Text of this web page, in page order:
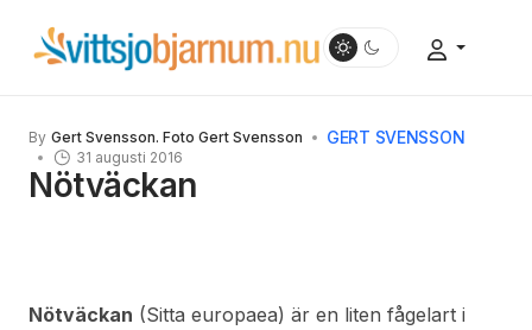
By Gert Svensson. Foto Gert Svensson GERT SVENSSON
31 augusti 2016
Nötväckan
Nötväckan (Sitta europaea) är en liten fågelart i